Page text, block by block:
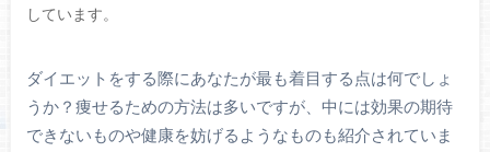
しています。
ダイエットをする際にあなたが最も着目する点は何でしょ
うか？痩せるための方法は多いですが、中には効果の期待
できないものや健康を妨げるようなものも紹介されていま